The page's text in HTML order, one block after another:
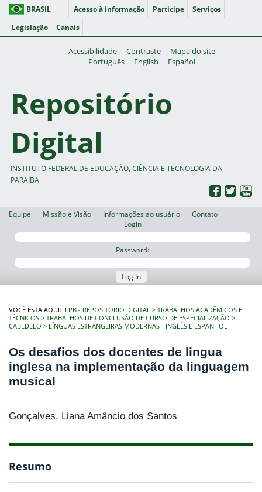
BRASIL Acesso à informação Participe
Serviços
Legislação
Canais
Acessibilidade Contraste
Mapa do site
Português
English Español
Repositório
Digital
INSTITUTO FEDERAL DE EDUCAÇÃO, CIÊNCIA E TECNOLOGIA DA
PARAÍBA
Equipe Missão e Visão Informações ao usuário
Contato
Login
Password:
Log In
VOCÊ ESTÁ AQUI: IFPB - REPOSITÓRIO DIGITAL
TRABALHOS ACADÊMICOS E
TÉCNICOS
TRABALHOS DE CONCLUSÃO DE CURSO DE ESPECIALIZAÇÃO
CABEDELO
LÍNGUAS ESTRANGEIRAS MODERNAS - INGLÊS E ESPANHOL
Os desafios dos docentes de lingua
inglesa na implementação da linguagem
musical
Gonçalves, Liana Amâncio dos Santos
Resumo